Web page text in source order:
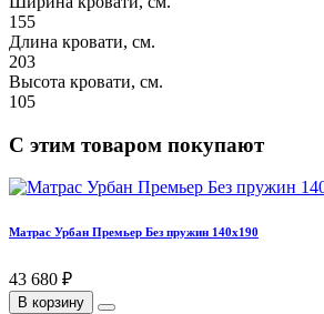
155
Длина кровати, см.
203
Высота кровати, см.
105
С этим товаром покупают
Матрас Урбан Премьер Без пружин 140х190
43 680 ₽
В корзину